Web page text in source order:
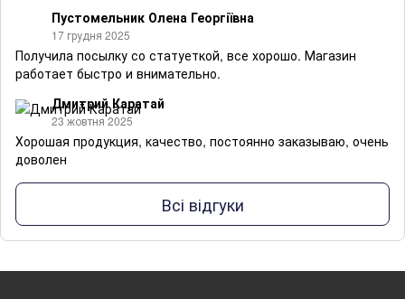
Пустомельник Олена Георгіївна
17 грудня 2025
Получила посылку со статуеткой, все хорошо. Магазин
работает быстро и внимательно.
Дмитрий Каратай
23 жовтня 2025
Хорошая продукция, качество, постоянно заказываю, очень
доволен
Всі відгуки